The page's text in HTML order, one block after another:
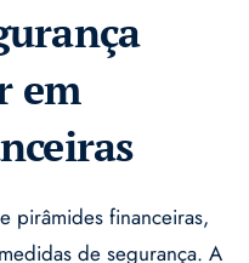
em
pirâmides financeiras,
de segurança. A